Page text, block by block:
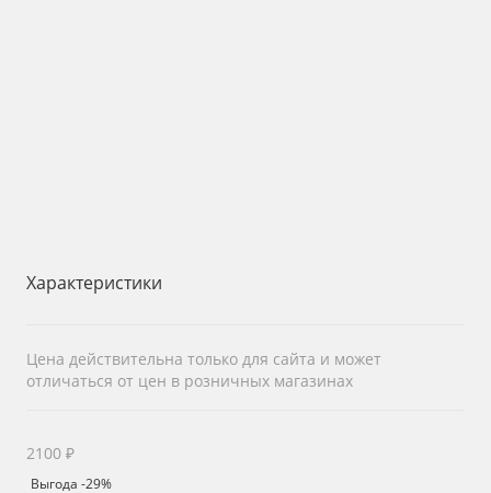
Характеристики
Цена действительна только для сайта и может
отличаться от цен в розничных магазинах
2100 ₽
Выгода -29%